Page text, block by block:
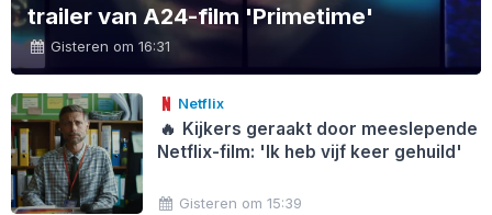
trailer van A24-film 'Primetime'
Gisteren om 16:31
Netflix
🔥 Kijkers geraakt door meeslepende
Netflix-film: 'Ik heb vijf keer gehuild'
Gisteren om 15:39